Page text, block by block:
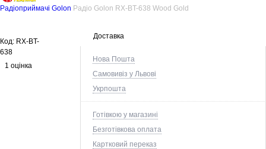
Радіоприймачі Golon Радіо Golon RX-BT-638 Wood Gold
Доставка
Нова Пошта
Самовивіз у Львові
Укрпошта
Готівкою у магазині
Безготівкова оплата
Картковий переказ
Код: RX-BT-
638
1 оцінка